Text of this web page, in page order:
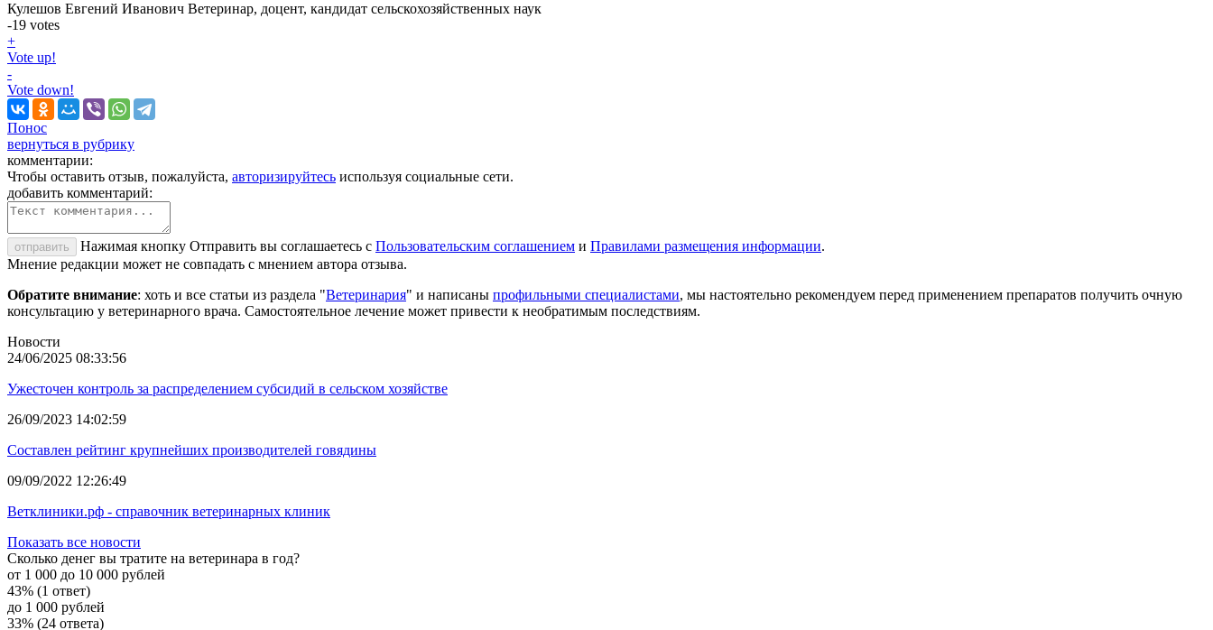
Кулешов Евгений Иванович Ветеринар, доцент, кандидат сельскохозяйственных наук
-19 votes
+
Vote up!
-
Vote down!
Понос
вернуться в рубрику
комментарии:
Чтобы оставить отзыв, пожалуйста, авторизируйтесь используя социальные сети.
добавить комментарий:
отправить Нажимая кнопку Отправить вы соглашаетесь с Пользовательским соглашением и Правилами размещения информации.
Мнение редакции может не совпадать с мнением автора отзыва.
Обратите внимание: хоть и все статьи из раздела "Ветеринария" и написаны профильными специалистами, мы настоятельно рекомендуем перед применением препаратов получить очную
консультацию у ветеринарного врача. Самостоятельное лечение может привести к необратимым последствиям.
Новости
24/06/2025 08:33:56
Ужесточен контроль за распределением субсидий в сельском хозяйстве
26/09/2023 14:02:59
Составлен рейтинг крупнейших производителей говядины
09/09/2022 12:26:49
Ветклиники.рф - справочник ветеринарных клиник
Показать все новости
Сколько денег вы тратите на ветеринара в год?
от 1 000 до 10 000 рублей
43% (1 ответ)
до 1 000 рублей
33% (24 ответа)